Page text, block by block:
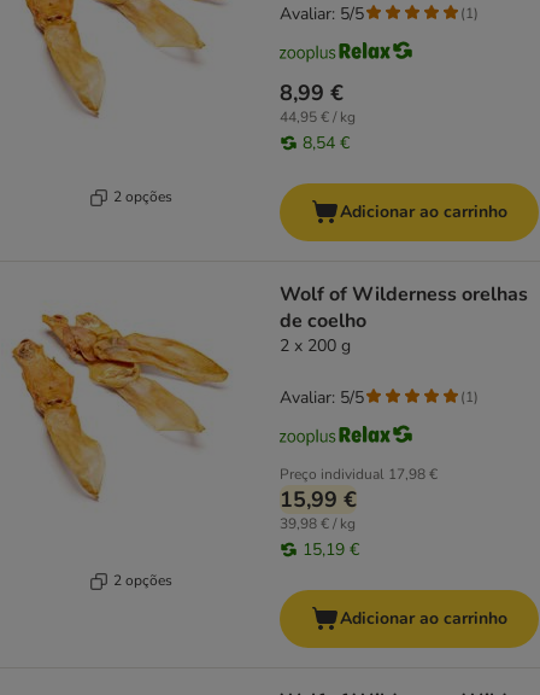
2 opções
8,99 €
44,95 € / kg
8,54 €
Avaliar: 5/5 (1)
Adicionar ao carrinho
2 opções
Wolf of Wilderness orelhas
de coelho
2 x 200 g
Preço individual 17,98 €
15,99 €
39,98 € / kg
15,19 €
Avaliar: 5/5 (1)
Adicionar ao carrinho